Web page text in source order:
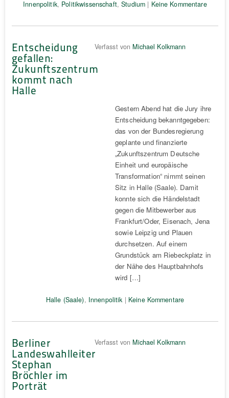
Innenpolitik, Politikwissenschaft,Studium | Keine Kommentare
Entscheidung
gefallen:
Zukunftszentrum
kommt nach
Halle
Verfasst von Michael Kolkmann
Gestern Abend hat die Jury ihre
Entscheidung bekanntgegeben:
das von der Bundesregierung
geplante und finanzierte
„Zukunftszentrum Deutsche
Einheit und europäische
Transformation“ nimmt seinen
Sitz in Halle (Saale). Damit
konnte sich die Händelstadt
gegen die Mitbewerber aus
Frankfurt/Oder, Eisenach, Jena
sowie Leipzig und Plauen
durchsetzen. Auf einem
Grundstück am Riebeckplatz in
der Nähe des Hauptbahnhofs
wird […]
Halle (Saale), Innenpolitik | Keine Kommentare
Berliner
Landeswahlleiter
Stephan
Bröchler im
Porträt
Verfasst von Michael Kolkmann